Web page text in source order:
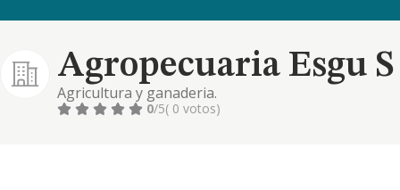
Agropecuaria Esgu S
Agricultura y ganaderia.
0/5( 0 votos)